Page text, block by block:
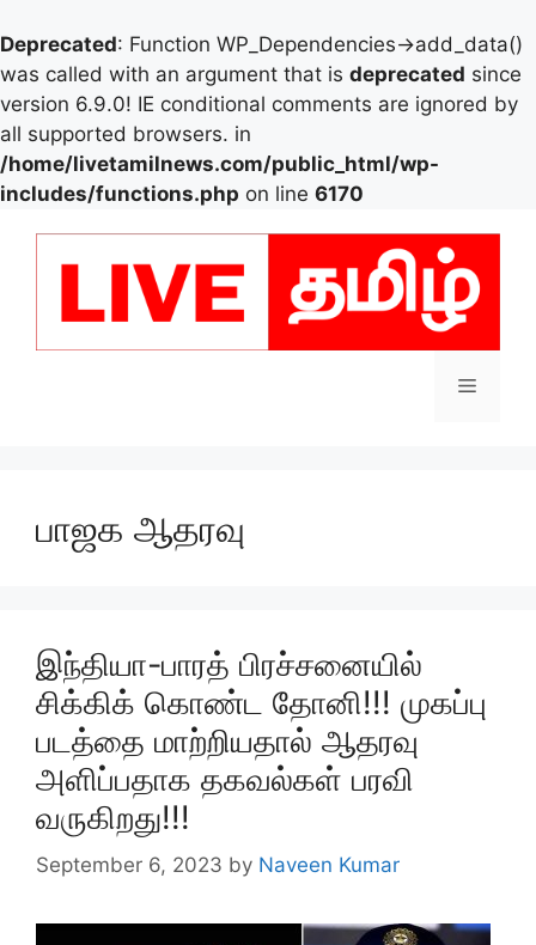
Deprecated: Function WP_Dependencies->add_data()
was called with an argument that is deprecated since
version 6.9.0! IE conditional comments are ignored by
all supported browsers. in
/home/livetamilnews.com/public_html/wp-
includes/functions.php on line 6170
Menu
பாஜக ஆதரவு
இந்தியா-பாரத் பிரச்சனையில்
சிக்கிக் கொண்ட தோனி!!! முகப்பு
படத்தை மாற்றியதால் ஆதரவு
அளிப்பதாக தகவல்கள் பரவி
வருகிறது!!!
September 6, 2023 by Naveen Kumar